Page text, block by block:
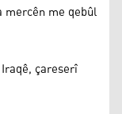
mercên me qebûl
çareserî